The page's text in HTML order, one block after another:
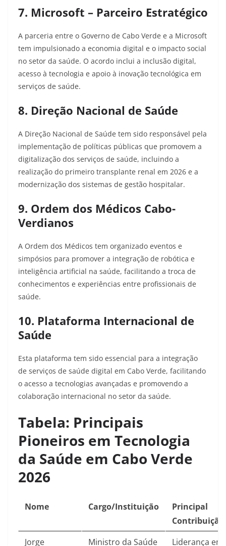
7. Microsoft – Parceiro Estratégico
A parceria entre o Governo de Cabo Verde e a Microsoft
tem impulsionado a economia digital e o impacto social
no setor da saúde. O acordo inclui a inclusão digital,
acesso à tecnologia e apoio à inovação tecnológica em
serviços de saúde.​
8. Direção Nacional de Saúde
A Direção Nacional de Saúde tem sido responsável pela
implementação de políticas públicas que promovem a
digitalização dos serviços de saúde, incluindo a
realização do primeiro transplante renal em 2026 e a
modernização dos sistemas de gestão hospitalar.​
9. Ordem dos Médicos Cabo-
Verdianos
A Ordem dos Médicos tem organizado eventos e
simpósios para promover a integração de robótica e
inteligência artificial na saúde, facilitando a troca de
conhecimentos e experiências entre profissionais de
saúde.​
10. Plataforma Internacional de
Saúde
Esta plataforma tem sido essencial para a integração
de serviços de saúde digital em Cabo Verde, facilitando
o acesso a tecnologias avançadas e promovendo a
colaboração internacional no setor da saúde.​
Tabela: Principais
Pioneiros em Tecnologia
da Saúde em Cabo Verde
2026
Nome Cargo/Instituição
Principal
Contribuição
Jorge
Ministro da Saúde
Liderança em